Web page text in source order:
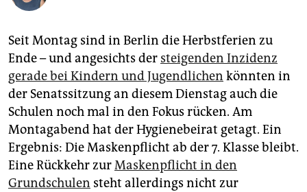
abo
genossenschaft
epaper login
Seit Montag sind in Berlin die Herbstferien zu
Ende – und angesichts der steigenden Inzidenz
gerade bei Kindern und Jugendlichen könnten in
der Senatssitzung an diesem Dienstag auch die
Schulen noch mal in den Fokus rücken. Am
Montagabend hat der Hygienebeirat getagt. Ein
Ergebnis: Die Maskenpflicht ab der 7. Klasse bleibt.
Eine Rückkehr zurMaskenpflicht in den
Grundschulen steht allerdings nicht zur